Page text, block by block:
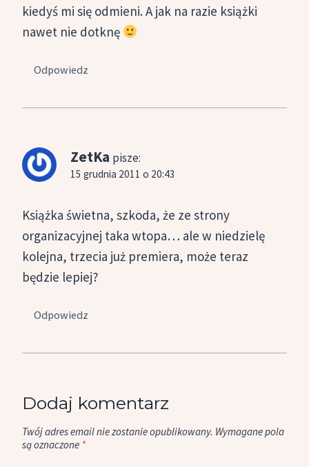
kiedyś mi się odmieni. A jak na razie książki
nawet nie dotknę
Odpowiedz
ZetKa pisze:
15 grudnia 2011 o 20:43
Książka świetna, szkoda, że ze strony
organizacyjnej taka wtopa… ale w niedzielę
kolejna, trzecia już premiera, może teraz
będzie lepiej?
Odpowiedz
Dodaj komentarz
Twój adres email nie zostanie opublikowany. Wymagane pola
są oznaczone *